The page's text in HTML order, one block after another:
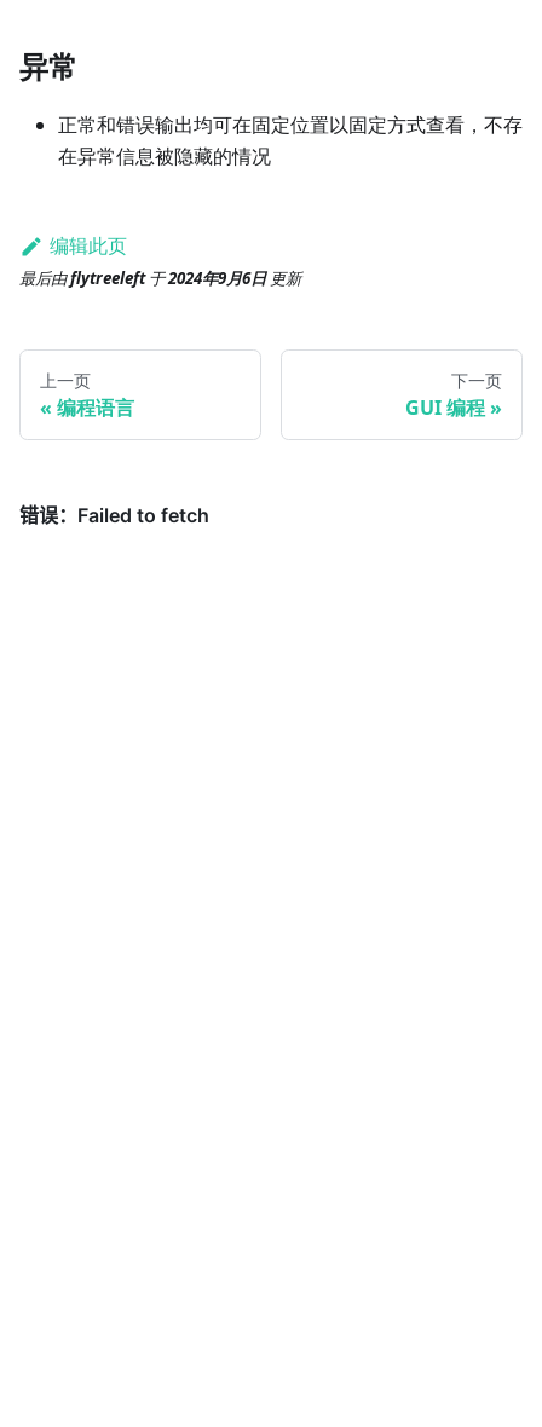
异常
正常和错误输出均可在固定位置以固定方式查看，不存
在异常信息被隐藏的情况
编辑此页
最后由flytreeleft 于2024年9月6日 更新
上一页
编程语言
下一页
GUI 编程